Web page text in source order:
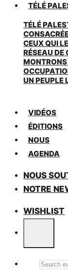
TÉLÉ
TÉLÉ
CEUX QUI
RÉSEAU DE
MONTRONS
UN PEUPLE
VIDÉOS
ÉDITIONS
NOUS
AGENDA
NOUS
NOTRE
WISHLIST
Search